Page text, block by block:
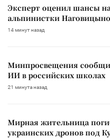
Эксперт оценил шансы
альпинистки
14 минут назад
Минпросвещения
ИИ в российских школах
21 минута назад
Мирная жительница
украинских дронов под